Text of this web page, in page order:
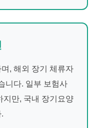
, 해외 장기 체류자
니다. 일부 보험사
지만, 국내 장기요양